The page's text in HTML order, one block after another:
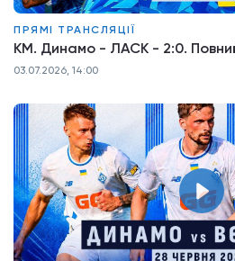
ПРЯМІ ТРАНСЛЯЦІЇ
КМ. Динамо - ЛАСК - 2:0.
03.07.2026, 14:00